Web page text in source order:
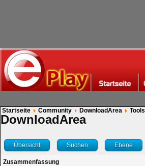
Startseite Community DownloadArea Tools
DownloadArea
Übersicht Suchen Ebene
Zusammenfassung